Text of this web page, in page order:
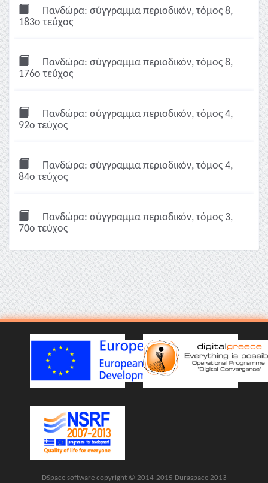
Πανδώρα: σύγγραμμα περιοδικόν, τόμος 8,
183ο τεύχος
Πανδώρα: σύγγραμμα περιοδικόν, τόμος 8,
176ο τεύχος
Πανδώρα: σύγγραμμα περιοδικόν, τόμος 4,
92ο τεύχος
Πανδώρα: σύγγραμμα περιοδικόν, τόμος 4,
84ο τεύχος
Πανδώρα: σύγγραμμα περιοδικόν, τόμος 3,
70ο τεύχος
DSpace software copyright © 2014-2015 Duraspace 2013